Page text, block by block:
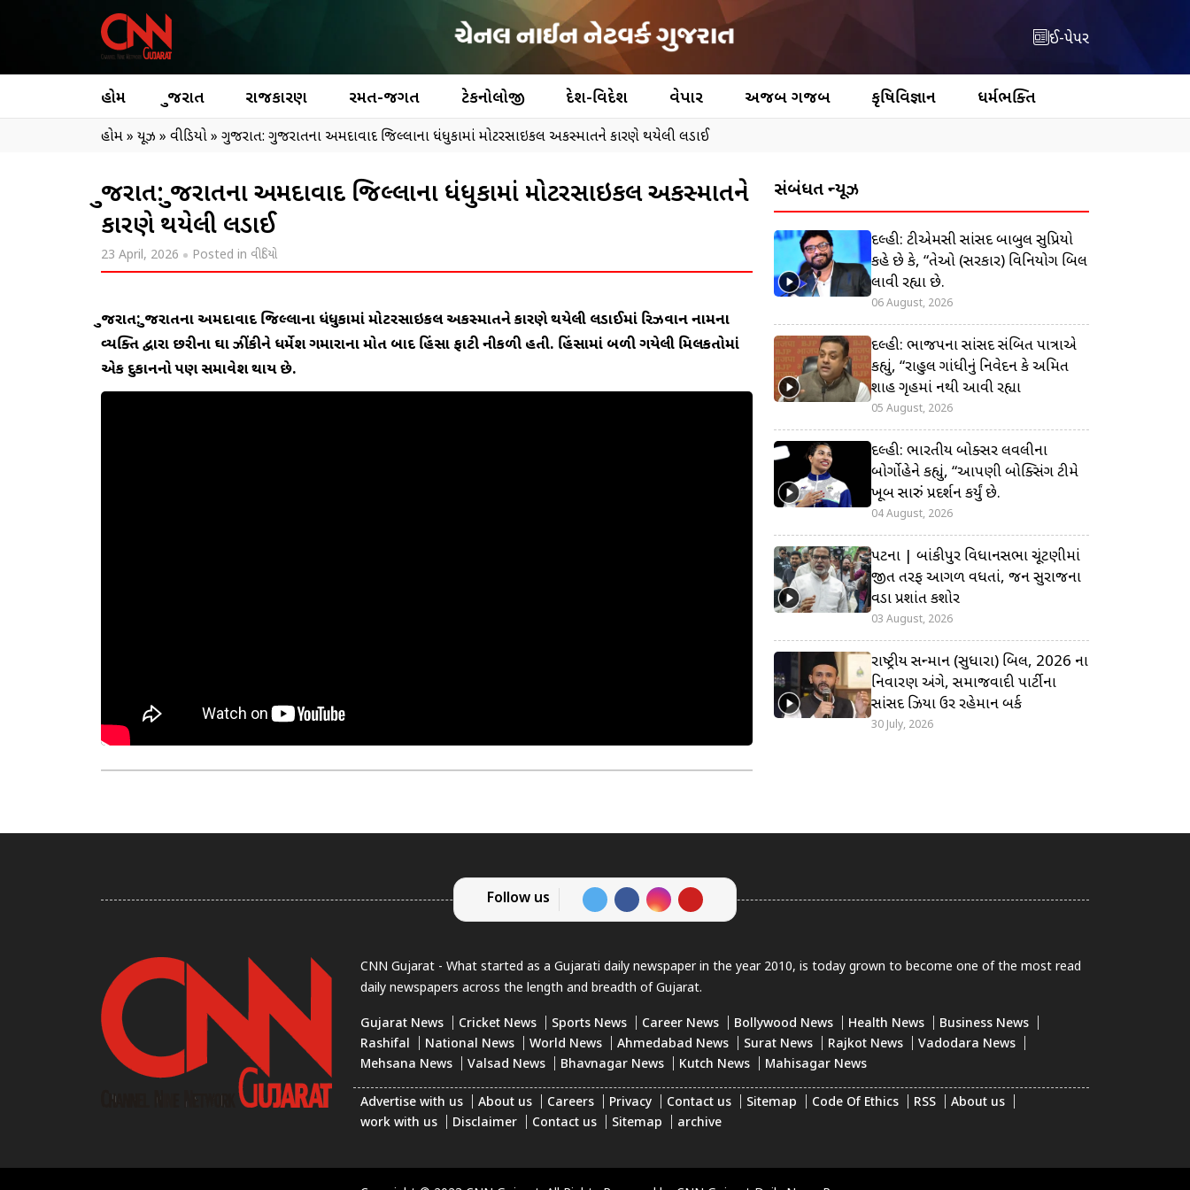
ઈ-પેપર
હોમ ગુજરાત રાજકારણ રમત-જગત ટેકનોલોજી દેશ-વિદેશ વેપાર અજબ ગજબ કૃષિવિજ્ઞાન ધર્મભક્તિ
હોમ» ન્યૂઝ » વીડિયો» ગુજરાત: ગુજરાતના અમદાવાદ જિલ્લાના ધંધુકામાં મોટરસાઇકલ અકસ્માતને કારણે થયેલી લડાઈ
ગુજરાત: ગુજરાતના અમદાવાદ જિલ્લાના ધંધુકામાં મોટરસાઇકલ અકસ્માતને
કારણે થયેલી લડાઈ
23 April, 2026 Posted in વીડિયો
ગુજરાત: ગુજરાતના અમદાવાદ જિલ્લાના ધંધુકામાં મોટરસાઇકલ અકસ્માતને કારણે થયેલી લડાઈમાં રિઝવાન નામના
વ્યક્તિ દ્વારા છરીના ઘા ઝીંકીને ધર્મેશ ગમારાના મોત બાદ હિંસા ફાટી નીકળી હતી. હિંસામાં બળી ગયેલી મિલકતોમાં
એક દુકાનનો પણ સમાવેશ થાય છે.
સંબંધિત ન્યૂઝ
દિલ્હી: ટીએમસી સાંસદ બાબુલ સુપ્રિયો
કહે છે કે, “તેઓ (સરકાર) વિનિયોગ બિલ
લાવી રહ્યા છે.
06 August, 2026
દિલ્હી: ભાજપના સાંસદ સંબિત પાત્રાએ
કહ્યું, “રાહુલ ગાંધીનું નિવેદન કે અમિત
શાહ ગૃહમાં નથી આવી રહ્યા
05 August, 2026
દિલ્હી: ભારતીય બોક્સર લવલીના
બોર્ગોહેને કહ્યું, “આપણી બોક્સિંગ ટીમે
ખૂબ સારું પ્રદર્શન કર્યું છે.
04 August, 2026
પટના | બાંકીપુર વિધાનસભા ચૂંટણીમાં
જીત તરફ આગળ વધતાં, જન સુરાજના
વડા પ્રશાંત કિશોર
03 August, 2026
રાષ્ટ્રીય સન્માન (સુધારા) બિલ, 2026 ના
નિવારણ અંગે, સમાજવાદી પાર્ટીના
સાંસદ ઝિયા ઉર રહેમાન બર્ક
30 July, 2026
Follow us
CNN Gujarat - What started as a Gujarati daily newspaper in the year 2010, is today grown to become one of the most read
daily newspapers across the length and breadth of Gujarat.
Gujarat News Cricket News Sports News Career News Bollywood News Health News
Business News
Rashifal
National News World News Ahmedabad News Surat News Rajkot News
Vadodara News
Mehsana News
Valsad News Bhavnagar News Kutch News Mahisagar News
Advertise with us About us Careers Privacy Contact us Sitemap Code Of Ethics RSS
About us
work with us
Disclaimer Contact us Sitemap archive